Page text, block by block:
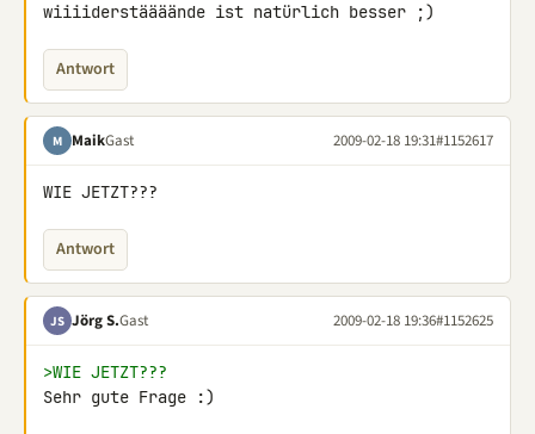
wiiiiderstäääände ist natürlich besser ;)
Antwort
M MaikGast 2009-02-18 19:31#1152617
WIE JETZT???
Antwort
JS Jörg S.Gast 2009-02-18 19:36#1152625
>WIE JETZT???
Sehr gute Frage :)